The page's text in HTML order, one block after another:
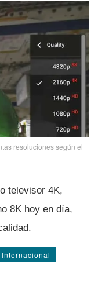
resoluciones según el
televisor 4K,
8K hoy en dí­a,